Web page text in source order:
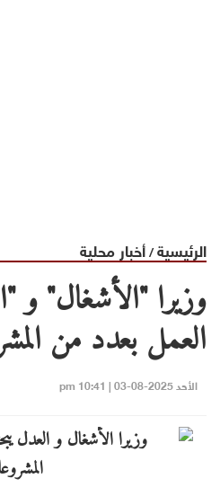
الرئيسية/أخبار محلية
وزيرا "الأشغال" و
العمل بعدد من
الأحد 2025-08-03 | 10:41 pm